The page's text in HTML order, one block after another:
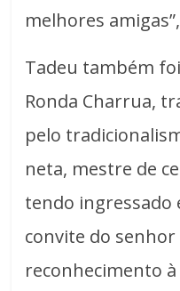
melhores
Tadeu também
Ronda Charrua,
pelo
neta, mestre de
tendo ingressado
convite do senhor
reconhecimento